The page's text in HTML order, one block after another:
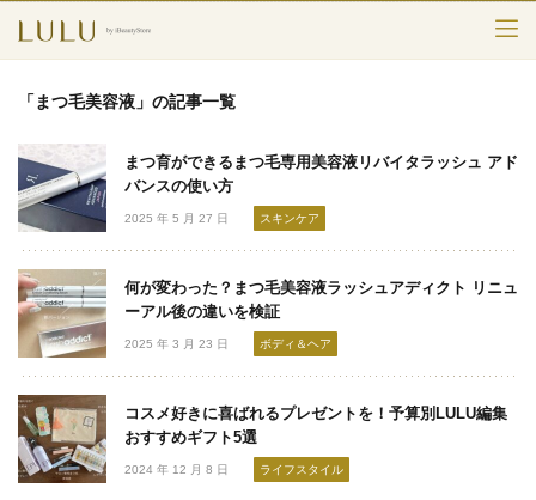
スキンケア
メークアップ
エイジングケア
フレグランス
ボディ＆ヘア
ライフスタイル
「まつ毛美容液」の記事一覧
まつ育ができるまつ毛専用美容液リバイタラッシュ アド
バンスの使い方
2025 年 5 月 27 日 スキンケア
何が変わった？まつ毛美容液ラッシュアディクト リニュ
ーアル後の違いを検証
2025 年 3 月 23 日 ボディ＆ヘア
コスメ好きに喜ばれるプレゼントを！予算別LULU編集
おすすめギフト5選
2024 年 12 月 8 日 ライフスタイル